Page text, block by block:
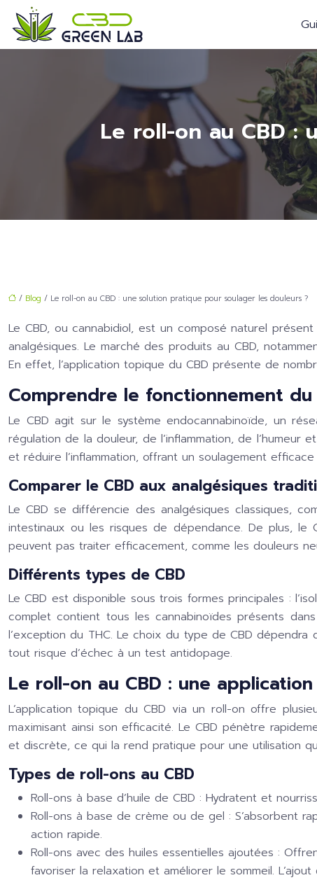
Le roll-on au CBD :
/ Blog / Le roll-on au CBD : une solution pratique pour soulager les douleurs ?
Le CBD, ou cannabidiol, est un composé naturel
analgésiques. Le marché des produits au CBD,
En effet, l’application topique du CBD présente de
Comprendre le fonctionnement du
Le CBD agit sur le système endocannabinoïde, un
régulation de la douleur, de l’inflammation, de
et réduire l’inflammation, offrant un soulagement
Comparer le CBD aux analgésiques
Le CBD se différencie des analgésiques classiques,
intestinaux ou les risques de dépendance. De plus,
peuvent pas traiter efficacement, comme les douleurs
Différents types de CBD
Le CBD est disponible sous trois formes principales :
complet contient tous les cannabinoïdes présents
l’exception du THC. Le choix du type de CBD
tout risque d’échec à un test antidopage.
Le roll-on au CBD : une
L’application topique du CBD via un roll-on offre
maximisant ainsi son efficacité. Le CBD pénètre
et discrète, ce qui la rend pratique pour une utilisation
Types de roll-ons au CBD
Roll-ons à base d’huile de CBD : Hydratent et
Roll-ons à base de crème ou de gel : S’absorbent
action rapide.
Roll-ons avec des huiles essentielles ajoutées :
favoriser la relaxation et améliorer le sommeil.